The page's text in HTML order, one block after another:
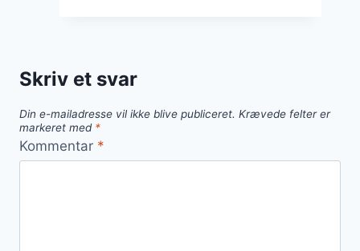
Skriv et svar
Din e-mailadresse vil ikke blive publiceret. Krævede felter er
markeret med *
Kommentar *